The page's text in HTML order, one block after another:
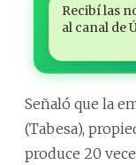
Recibí las
al canal de
Señaló que la
(Tabesa),
produce 20